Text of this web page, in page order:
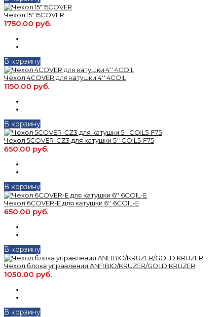
Чехол 15"15COVER
1750.00 руб.
В корзину
Чехол 4COVER для катушки 4'' 4COIL
1150.00 руб.
В корзину
Чехол 5COVER-CZ3 для катушки 5'' COIL5-F75
650.00 руб.
В корзину
Чехол 6COVER-E для катушки 6'' 6COIL-E
650.00 руб.
В корзину
Чехол блока управления ANFIBIO/KRUZER/GOLD KRUZER
1050.00 руб.
В корзину